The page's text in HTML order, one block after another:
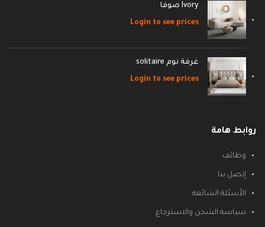
Ivory صوفا
Login to see prices
غرفة نوم solitaire
Login to see prices
روابط هامة
وظائف
إتصل بنا
الأسئلة الشائعة
سياسة الشحن والاسترجاع